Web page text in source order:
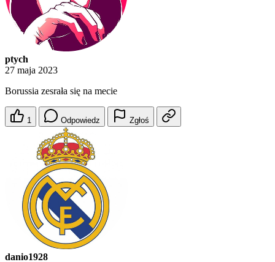
ptych
27 maja 2023
Borussia zesrała się na mecie
1 Odpowiedz Zgłoś
danio1928